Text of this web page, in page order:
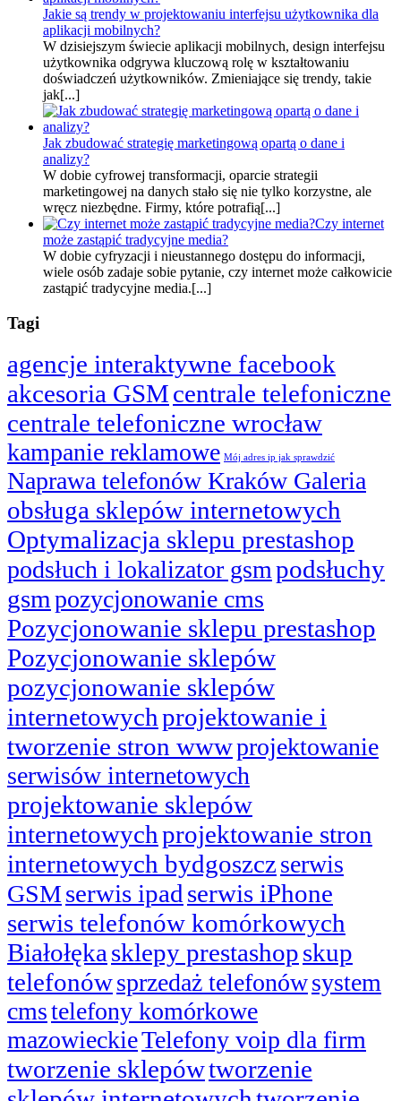
Jakie są trendy w projektowaniu interfejsu użytkownika dla
aplikacji mobilnych?
W dzisiejszym świecie aplikacji mobilnych, design interfejsu
użytkownika odgrywa kluczową rolę w kształtowaniu
doświadczeń użytkowników. Zmieniające się trendy, takie
jak[...]
Jak zbudować strategię marketingową opartą o dane i
analizy?
W dobie cyfrowej transformacji, oparcie strategii
marketingowej na danych stało się nie tylko korzystne, ale
wręcz niezbędne. Firmy, które potrafią[...]
Czy internet
może zastąpić tradycyjne media?
W dobie cyfryzacji i nieustannego dostępu do informacji,
wiele osób zadaje sobie pytanie, czy internet może całkowicie
zastąpić tradycyjne media.[...]
Tagi
agencje interaktywne facebook
akcesoria GSMcentrale telefoniczne
centrale telefoniczne wrocław
kampanie reklamowe Mój adres ip jak sprawdzić
Naprawa telefonów Kraków Galeria
obsługa sklepów internetowych
Optymalizacja sklepu prestashop
podsłuch i lokalizator gsmpodsłuchy
gsmpozycjonowanie cms
Pozycjonowanie sklepu prestashop
Pozycjonowanie sklepów
pozycjonowanie sklepów
internetowychprojektowanie i
tworzenie stron wwwprojektowanie
serwisów internetowych
projektowanie sklepów
internetowychprojektowanie stron
internetowych bydgoszczserwis
GSMserwis ipadserwis iPhone
serwis telefonów komórkowych
Białołękasklepy prestashopskup
telefonówsprzedaż telefonówsystem
cmstelefony komórkowe
mazowieckieTelefony voip dla firm
tworzenie sklepówtworzenie